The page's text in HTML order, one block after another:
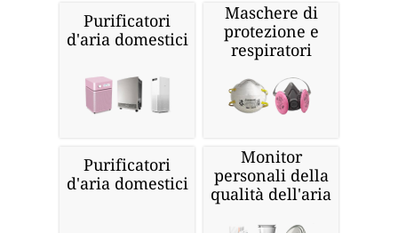
Purificatori
d'aria domestici
Maschere di
protezione e
respiratori
Purificatori
d'aria domestici
Monitor
personali della
qualità dell'aria